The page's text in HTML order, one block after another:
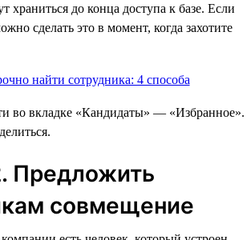
храниться до конца доступа к базе. Если
сделать это в момент, когда захотите
во вкладке «‎Кандидаты» — «Избранное».
Предложить
совмещение